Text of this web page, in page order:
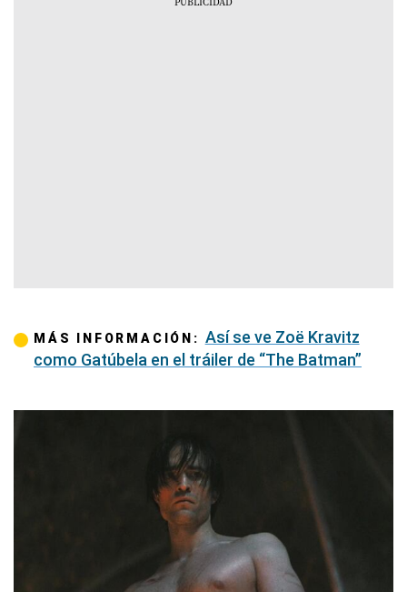
MÁS INFORMACIÓN: Así se ve Zoë Kravitz
como Gatúbela en el tráiler de “The Batman”